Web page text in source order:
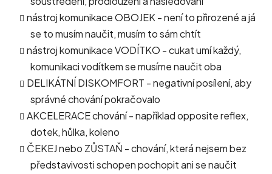
nástroj komunikace OBOJEK - není to přirozené a já
se to musím naučit, musím to sám chtít
nástroj komunikace VODÍTKO - cukat umí každý,
komunikaci vodítkem se musíme naučit oba
DELIKÁTNÍ DISKOMFORT - negativní posílení, aby
správné chování pokračovalo
AKCELERACE chování - například opposite reflex,
dotek, hůlka, koleno
ČEKEJ nebo ZŮSTAŇ - chování, která nejsem bez
představivosti schopen pochopit ani se naučit